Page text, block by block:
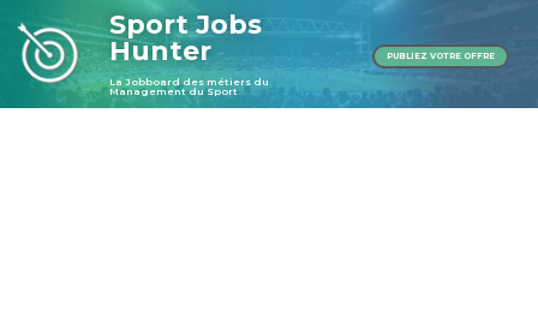
Sport Jobs
Hunter
La Jobboard des métiers du
Management du Sport
PUBLIEZ VOTRE OFFRE